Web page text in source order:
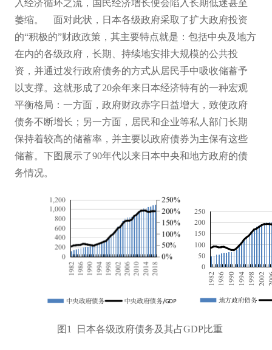
入经济循环之流，国民经济增长便会陷入长期低迷甚至
萎缩。
面对此状，日本各级政府采取了扩大政府投资
的“积极的”财政政策，其主要特点就是：包括中央及地方
在内的各级政府，长期、持续地安排大规模的公共投
资，并通过发行政府债务的方式从居民手中吸收储蓄予
以支撑。这就形成了20余年来日本经济特有的一种宏观
平衡格局：一方面，政府财政赤字日益增大，致使政府
债务不断增长 ； 另一方面，居民和企业等私人部门长期
保持着较高的储蓄率，并主要以政府债券为主保有这些
储蓄。下图展示了90年代以来日本中央和地方政府的债
务情况。
图 1 日本各级政府债务及其占GDP比重